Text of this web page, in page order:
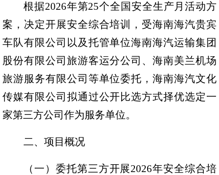
海汽
环岛
海旅
海汽
海汽
海汽
根据2026年第25个全国安全生产月活动方
案，决定开展安全综合培训，受海南海汽贵宾
车队有限公司以及托管单位海南海汽运输集团
股份有限公司旅游客运分公司、海南美兰机场
旅游服务有限公司等单位委托，海南海汽文化
传媒有限公司拟通过公开比选方式择优选定一
家第三方公司作为服务单位。
二、项目概况
（一）委托第三方开展2026年安全综合培